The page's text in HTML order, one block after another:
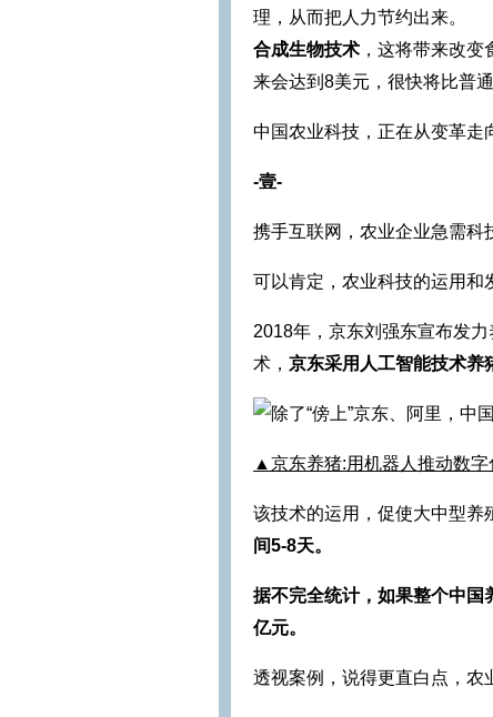
理，从而把人力节约出来。
合成生物技术 ，这将带来改
来会达到8美元，很快将比普
中国农业科技，正在从变革走
-壹-
携手互联网，农业企业急需科
可以肯定，农业科技的运用和
2018年，京东刘强东宣布发
术， 京东采用人工智能技术养
▲京东养猪:用机器人推动数字
该技术的运用，促使大中型养
间5-8天。
据不完全统计，如果整个中国
亿元。
透视案例，说得更直白点，农